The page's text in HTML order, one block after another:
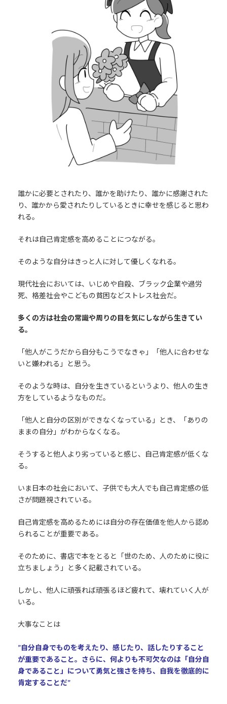
誰かに必要とされたり、誰かを助けたり、誰かに感謝された
り、誰かから愛されたりしているときに幸せを感じると思わ
れる。
それは自己肯定感を高めることにつながる。
そのような自分はきっと人に対して優しくなれる。
現代社会においては、いじめや自殺、ブラック企業や過労
死、格差社会やこどもの貧困などストレス社会だ。
多くの方は社会の常識や周りの目を気にしながら生きてい
る。
「他人がこうだから自分もこうでなきゃ」「他人に合わせな
いと嫌われる」と思う。
そのような時は、自分を生きているというより、他人の生き
方をしているようなものだ。
「他人と自分の区別ができなくなっている」とき、「ありの
ままの自分」がわからなくなる。
そうすると他人より劣っていると感じ、自己肯定感が低くな
る。
いま日本の社会において、子供でも大人でも自己肯定感の低
さが問題視されている。
自己肯定感を高めるためには自分の存在価値を他人から認め
られることが重要である。
そのために、書店で本をとると「世のため、人のために役に
立ちましょう」と多く記載されている。
しかし、他人に頑張れば頑張るほど疲れて、壊れていく人が
いる。
大事なことは
”自分自身でものを考えたり、感じたり、話したりすること
が重要であること。さらに、何よりも不可欠なのは「自分自
身であること」について勇気と強さを持ち、自我を徹底的に
肯定することだ”